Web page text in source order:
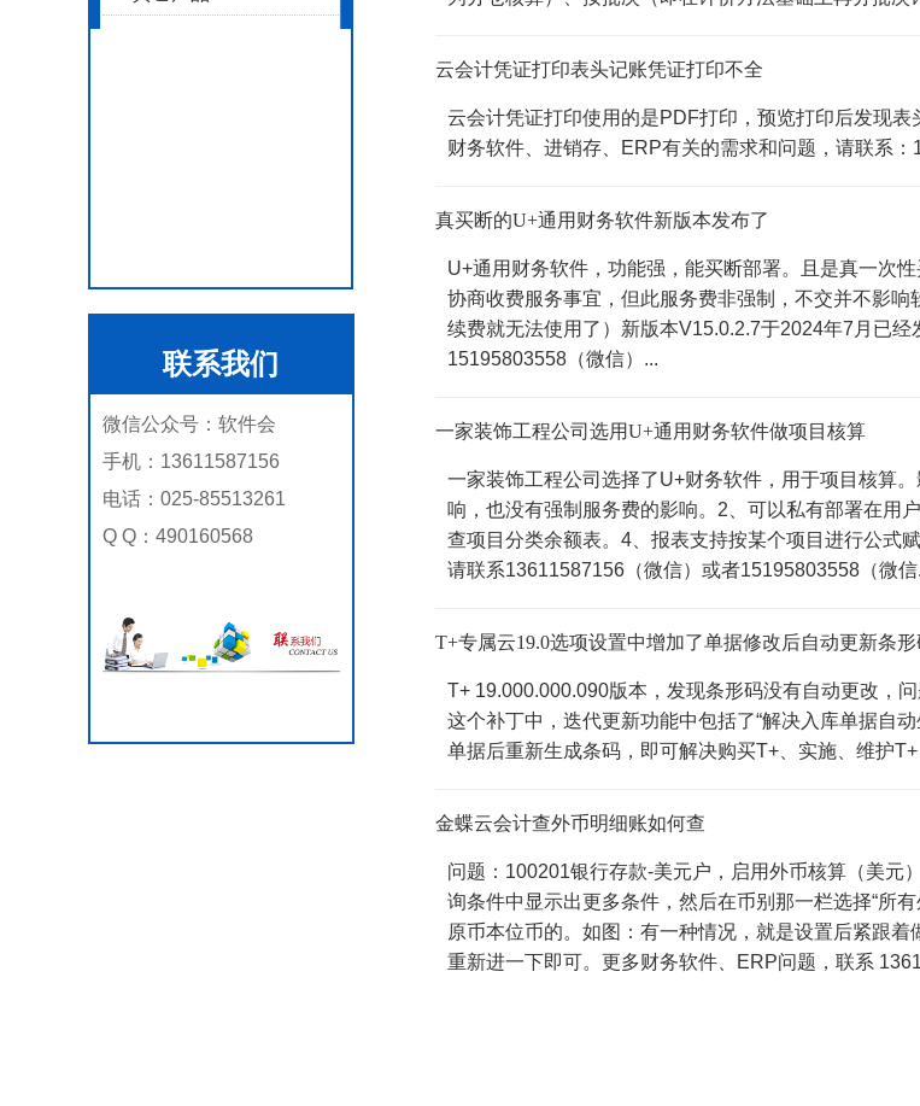
云会计凭证打印表头记账凭证打印不全
云会计凭证打印使用的是PDF打印，预览打印后发现
财务软件、进销存、ERP有关的需求和问题，请联系
真买断的U+通用财务软件新版本发布了
U+通用财务软件，功能强，能买断部署。且是真一次
协商收费服务事宜，但此服务费非强制，不交并不影
续费就无法使用了）新版本V15.0.2.7于2024年7月已
15195803558（微信）...
一家装饰工程公司选用U+通用财务软件做项目核算
一家装饰工程公司选择了U+财务软件，用于项目核算
响，也没有强制服务费的影响。2、可以私有部署在用
查项目分类余额表。4、报表支持按某个项目进行公式
请联系13611587156（微信）或者15195803558（微信
T+专属云19.0选项设置中增加了单据修改后自动更新条形
T+ 19.000.000.090版本，发现条形码没有自动更改，
这个补丁中，迭代更新功能中包括了“解决入库单据
单据后重新生成条码，即可解决购买T+、实施、维护
金蝶云会计查外币明细账如何查
问题：100201银行存款-美元户，启用外币核算（美元
询条件中显示出更多条件，然后在币别那一栏选择“所
原币本位币的。如图：有一种情况，就是设置后紧跟
重新进一下即可。更多财务软件、ERP问题，联系
联系我们
微信公众号：软件会
手机：13611587156
电话：025-85513261
Q Q：490160568